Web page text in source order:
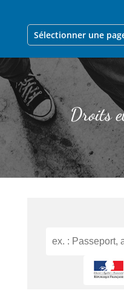
Sélectionner une
Droits